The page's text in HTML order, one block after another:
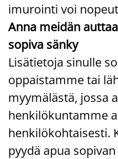
imurointi voi
Anna meidän
sopiva sänky
Lisätietoja sinulle
oppaistamme tai
myymälästä, jossa
henkilökuntamme
henkilökohtaisesti.
pyydä apua